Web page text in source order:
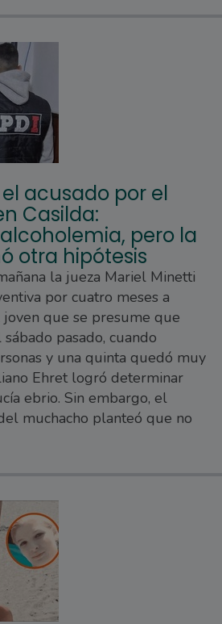
acusado por el
Casilda:
pero la
otra hipótesis
la jueza Mariel Minetti
por cuatro meses a
joven que se presume que
pasado, cuando
y una quinta quedó muy
Ehret logró determinar
ebrio. Sin embargo, el
muchacho planteó que no